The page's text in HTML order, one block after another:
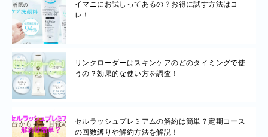
イマニにお試しってあるの？お得に試す方法はコ
レ！
リンクローダーはスキンケアのどのタイミングで使
うの？効果的な使い方を調査！
セルラッシュプレミアムの解約は簡単？定期コース
の回数縛りや解約方法を解説！